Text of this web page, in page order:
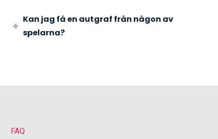
Kan jag få en autgraf från någon av
spelarna?
FAQ